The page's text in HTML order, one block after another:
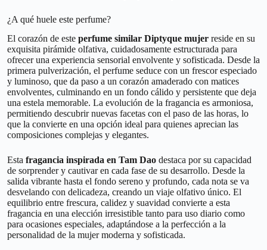
¿A qué huele este perfume?
El corazón de este perfume similar Diptyque mujer reside en su
exquisita pirámide olfativa, cuidadosamente estructurada para
ofrecer una experiencia sensorial envolvente y sofisticada. Desde la
primera pulverización, el perfume seduce con un frescor especiado
y luminoso, que da paso a un corazón amaderado con matices
envolventes, culminando en un fondo cálido y persistente que deja
una estela memorable. La evolución de la fragancia es armoniosa,
permitiendo descubrir nuevas facetas con el paso de las horas, lo
que la convierte en una opción ideal para quienes aprecian las
composiciones complejas y elegantes.
Esta fragancia inspirada en Tam Dao destaca por su capacidad
de sorprender y cautivar en cada fase de su desarrollo. Desde la
salida vibrante hasta el fondo sereno y profundo, cada nota se va
desvelando con delicadeza, creando un viaje olfativo único. El
equilibrio entre frescura, calidez y suavidad convierte a esta
fragancia en una elección irresistible tanto para uso diario como
para ocasiones especiales, adaptándose a la perfección a la
personalidad de la mujer moderna y sofisticada.